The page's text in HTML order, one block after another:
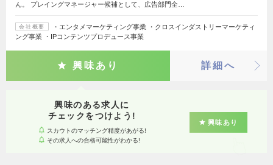
ん。 プレイングマネージャー候補として、広告部門全…
会社概要
・エンタメマーケティング事業 ・クロスインダストリーマーケティ
ング事業 ・IPコンテンツプロデュース事業
興味あり 詳細へ
興味のある求人に
チェックをつけよう!
スカウトのマッチング精度があがる!
その求人への合格可能性がわかる!
興味あり